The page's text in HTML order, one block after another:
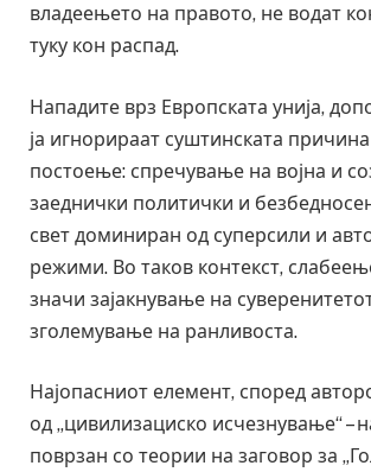
владеењето на правото, не водат
туку кон распад.
Нападите врз Европската унија,
ја игнорираат суштинската
постоење: спречување на војна и
заеднички политички и
свет доминиран од суперсили и
режими. Во таков контекст,
значи зајакнување на
зголемување на ранливоста.
Најопасниот елемент, според
од „цивилизациско исчезнување“ –
поврзан со теории на заговор за